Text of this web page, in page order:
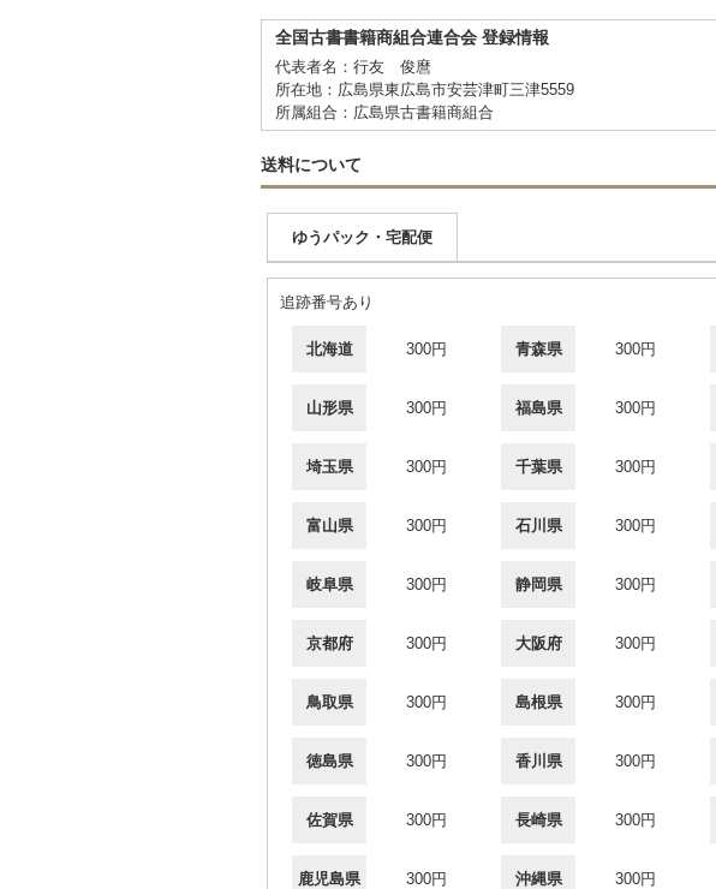
全国古書書籍商組合連合会 登録情報
代表者名：行友 俊麿
所在地：広島県東広島市安芸津町三津5559
所属組合：広島県古書籍商組合
送料について
ゆうパック・宅配便
追跡番号あり
北海道 300円 青森県 300円
山形県 300円 福島県 300円
埼玉県 300円 千葉県 300円
富山県 300円 石川県 300円
岐阜県 300円 静岡県 300円
京都府 300円 大阪府 300円
鳥取県 300円 島根県 300円
徳島県 300円 香川県 300円
佐賀県 300円 長崎県 300円
鹿児島県 300円 沖縄県 300円